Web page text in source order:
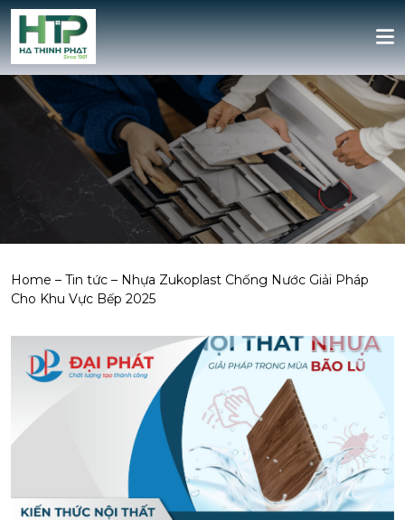
Home – Tin tức – Nhựa Zukoplast Chống Nước Giải Pháp
Cho Khu Vực Bếp 2025